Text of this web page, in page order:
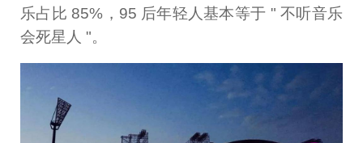
乐占比 85%，95 后年轻人基本等于 " 不听音乐
会死星人 "。